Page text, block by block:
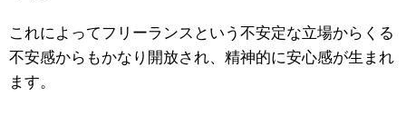
これによってフリーランスという不安定な立場からくる
不安感からもかなり開放され、精神的に安心感が生まれ
ます。